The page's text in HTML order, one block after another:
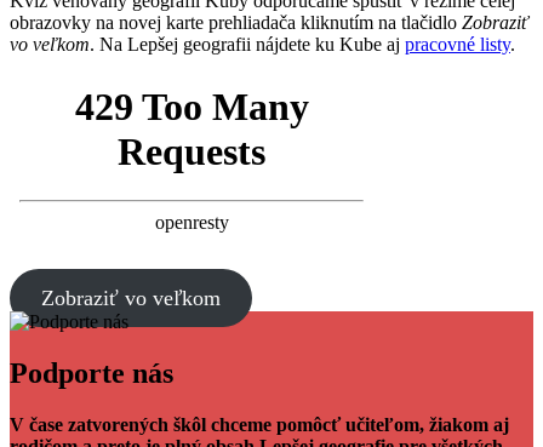
obrazovky na novej karte prehliadača kliknutím na tlačidlo Zobraziť
vo veľkom. Na Lepšej geografii nájdete ku Kube aj pracovné listy.
Zobraziť vo veľkom
Facebook
Tweet
Linkedin
Podporte nás
V čase zatvorených škôl chceme pomôcť učiteľom, žiakom aj